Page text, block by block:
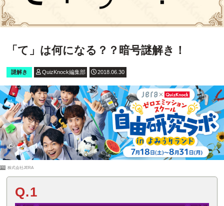
「て」は何になる？？暗号謎解き！
謎解き QuizKnock編集部 2018.06.30
PR 株式会社JERA
Q.1